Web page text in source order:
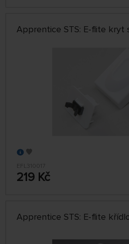
Apprentice STS: E-flite kryt
EFL310017
219 Kč
Apprentice STS: E-flite